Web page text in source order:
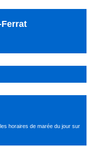
horaires de marée du joursur